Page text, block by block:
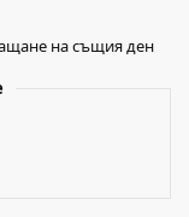
на същия ден